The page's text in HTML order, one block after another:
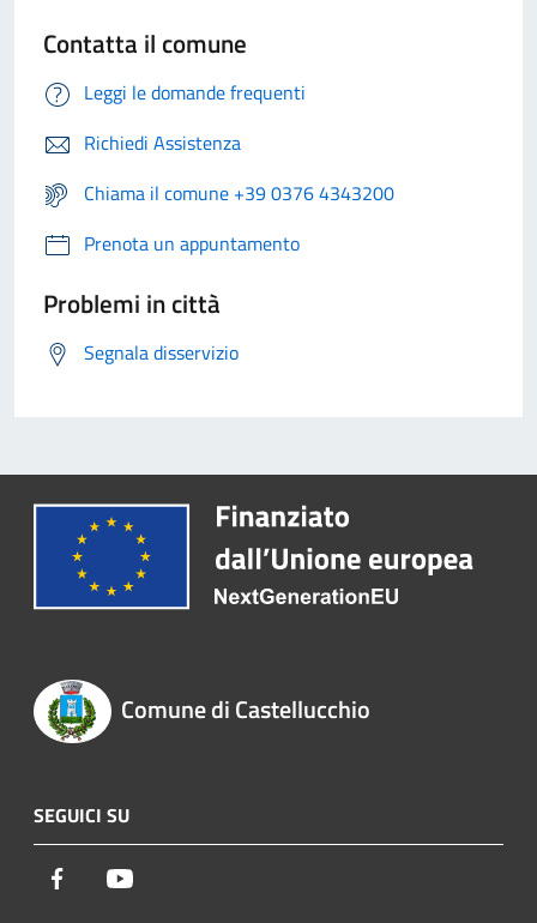
Contatta il comune
Leggi le domande frequenti
Richiedi Assistenza
Chiama il comune +39 0376 4343200
Prenota un appuntamento
Problemi in città
Segnala disservizio
Comune di Castellucchio
SEGUICI SU
Facebook